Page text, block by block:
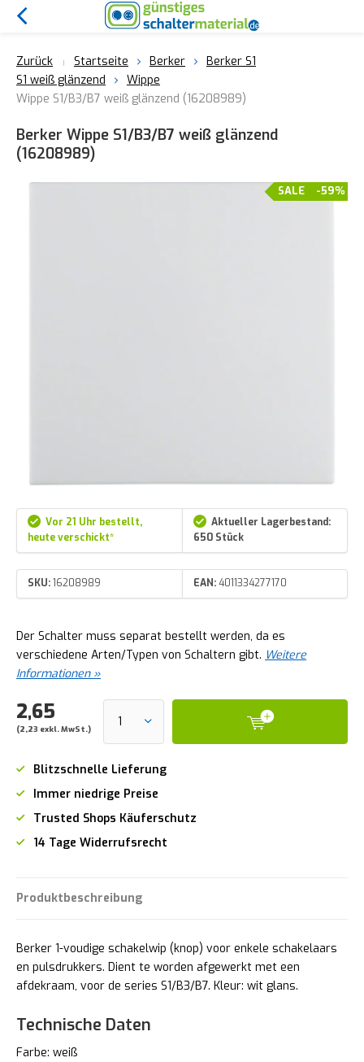
Zurück Startseite Berker
Berker S1
S1 weiß glänzend
Wippe
Wippe S1/B3/B7 weiß glänzend (16208989)
Berker Wippe S1/B3/B7 weiß glänzend
(16208989)
-59%
SALE
Vor 21 Uhr bestellt,
heute verschickt*
Aktueller Lagerbestand:
650 Stück
SKU:16208989 EAN:4011334277170
Der Schalter muss separat bestellt werden, da es
verschiedene Arten/Typen von Schaltern gibt. Weitere
Informationen »
2,65
(2,23 exkl. MwSt.)
Blitzschnelle Lieferung
Immer niedrige Preise
Trusted Shops Käuferschutz
14 Tage Widerrufsrecht
Produktbeschreibung
Berker 1-voudige schakelwip (knop) voor enkele schakelaars
en pulsdrukkers. Dient te worden afgewerkt met een
afdekraam, voor de series S1/B3/B7. Kleur: wit glans.
Technische Daten
Farbe: weiß